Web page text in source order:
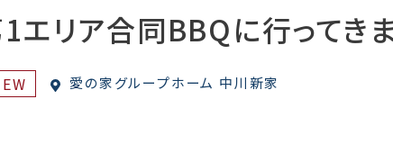
エリア合同BBQに行ってき
愛の家グループホーム 中川新家